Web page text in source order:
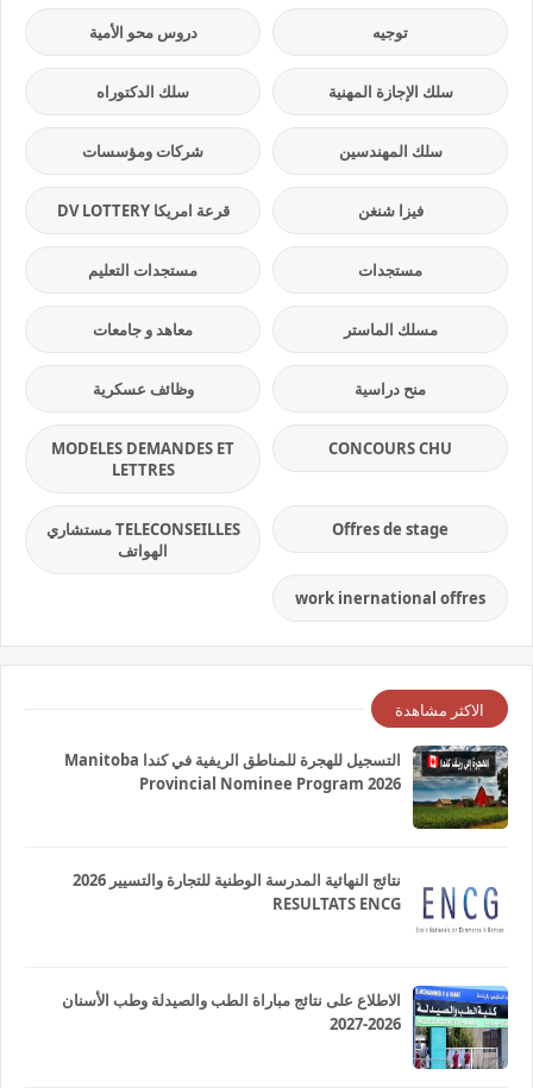
توجيه دروس محو الأمية
سلك الإجازة المهنية سلك الدكتوراه
سلك المهندسين شركات ومؤسسات
فيزا شنغن قرعة امريكا DV LOTTERY
مستجدات مستجدات التعليم
مسلك الماستر معاهد و جامعات
منح دراسية وظائف عسكرية
CONCOURS CHU
MODELES DEMANDES ET
LETTRES
Offres de stage
TELECONSEILLES مستشاري
الهواتف
work inernational offres
الاكثر مشاهدة
التسجيل للهجرة للمناطق الريفية في كندا Manitoba
Provincial Nominee Program 2026
نتائج النهائية المدرسة الوطنية للتجارة والتسيير 2026
RESULTATS ENCG
الاطلاع على نتائج مباراة الطب والصيدلة وطب الأسنان
2026-2027